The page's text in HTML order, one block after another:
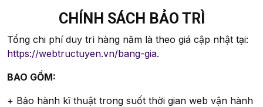
CHÍNH SÁCH BẢO TRÌ
Tổng chi phí duy trì hàng năm là theo giá cập nhật tại:
https://webtructuyen.vn/bang-gia.
BAO GỒM:
+ Bảo hành kĩ thuật trong suốt thời gian web vận hành